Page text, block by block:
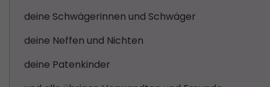
deine Schwägerinnen und Schwäger
deine Neffen und Nichten
deine Patenkinder